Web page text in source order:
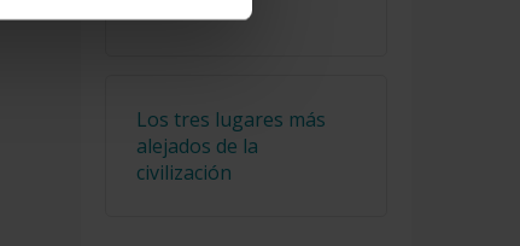
Los tres lugares más
alejados de la
civilización